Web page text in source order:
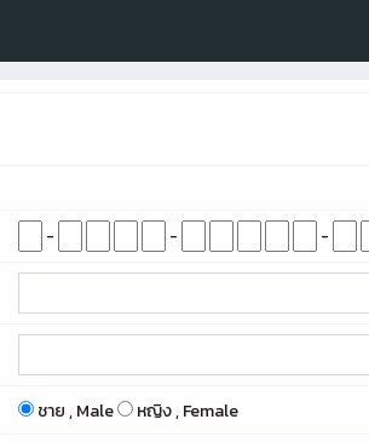
- - -
ชาย , Male
หญิง , Female